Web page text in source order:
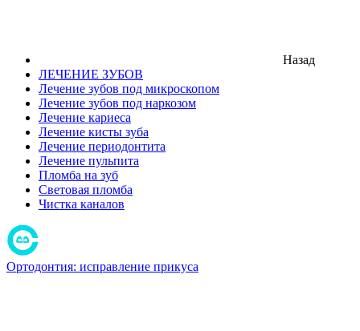
Назад
ЛЕЧЕНИЕ ЗУБОВ
Лечение зубов под микроскопом
Лечение зубов под наркозом
Лечение кариеса
Лечение кисты зуба
Лечение периодонтита
Лечение пульпита
Пломба на зуб
Световая пломба
Чистка каналов
Ортодонтия: исправление прикуса